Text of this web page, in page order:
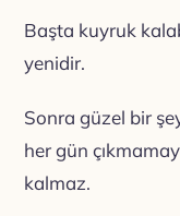
Başta kuyruk
yenidir.
Sonra güzel bir
her gün
kalmaz.